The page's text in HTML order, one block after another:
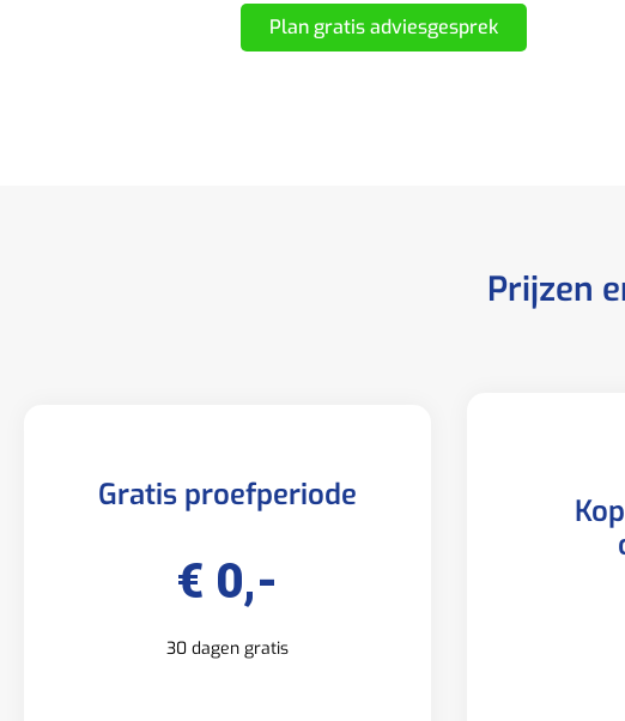
Plan gratis adviesgesprek
Prijzen
Gratis proefperiode
€ 0,-
30 dagen gratis